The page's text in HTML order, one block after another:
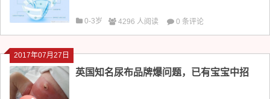
0-3岁 4296 人阅读 0 条评论
2017年07月27日
英国知名尿布品牌爆问题，已有宝宝中招